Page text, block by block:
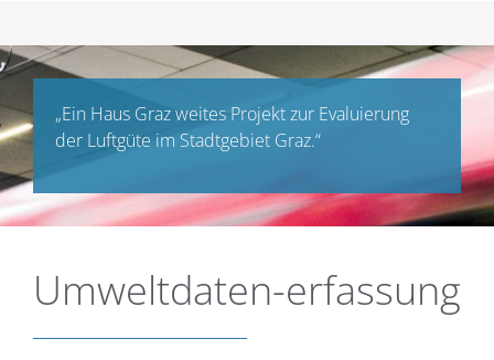
„Ein Haus Graz weites Projekt zur Evaluierung
der Luftgüte im Stadtgebiet Graz.“
Umweltdaten-erfassung